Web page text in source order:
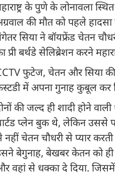
के पुणे के लोनावला
की मौत को पहले
सिया ने बॉयफ्रेंड चेतन
प्री बर्थडे सेलिब्रेशन करने
फुटेज, चेतन और सिया
में अपना गुनाह कुबूल कर
की जल्द ही शादी होने
प्लेन बुक थे, लेकिन उससे
नहीं चेतन चौधरी से प्यार
बेगुनाह, बेखबर केतन को ही
वहां से धक्का दे दिया.